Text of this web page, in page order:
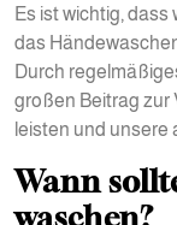
Es ist wichtig, dass
das
Durch
großen Beitrag zur
leisten und unsere
Wann
waschen?